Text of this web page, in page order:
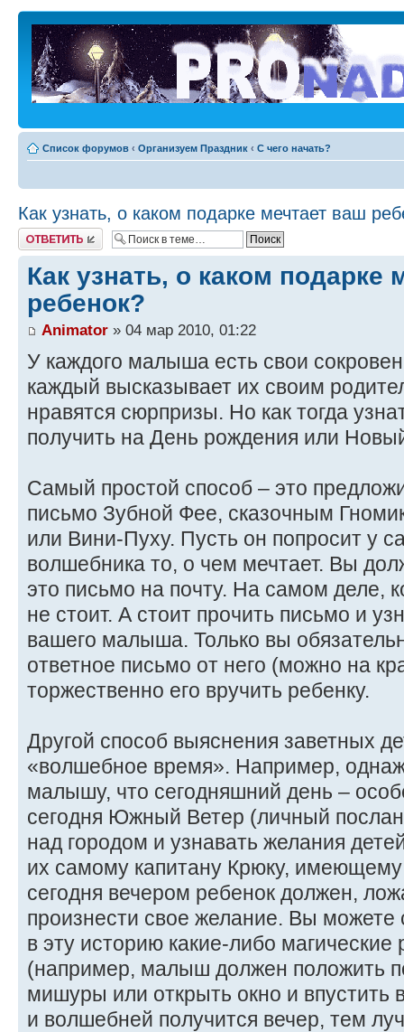
Список форумов ‹ Организуем Праздник ‹ С чего начать?
Как узнать, о каком подарке мечтает ваш
Ответить
Как узнать, о каком подарке
ребенок?
Animator » 04 мар 2010, 01:22
У каждого малыша есть свои
каждый высказывает их своим
нравятся сюрпризы. Но как тогда
получить на День рождения или
Самый простой способ – это
письмо Зубной Фее, сказочным
или Вини-Пуху. Пусть он попросит у
волшебника то, о чем мечтает. Вы
это письмо на почту. На самом деле,
не стоит. А стоит прочить письмо и
вашего малыша. Только вы
ответное письмо от него (можно на
торжественно его вручить ребенку.
Другой способ выяснения заветных
«волшебное время». Например,
малышу, что сегодняшний день –
сегодня Южный Ветер (личный
над городом и узнавать желания
их самому капитану Крюку,
сегодня вечером ребенок должен,
произнести свое желание. Вы можете
в эту историю какие-либо
(например, малыш должен положить
мишуры или открыть окно и впустить
и волшебней получится вечер, тем